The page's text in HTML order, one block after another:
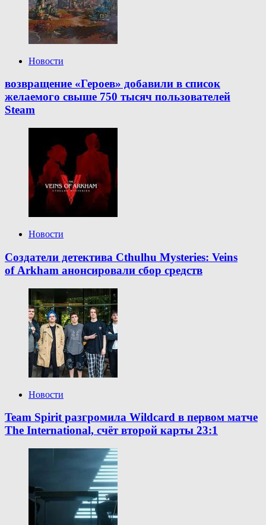
Новости
возвращение «Героев» добавили в список
желаемого свыше 750 тысяч пользователей
Steam
Новости
Создатели детектива Cthulhu Mysteries: Veins
of Arkham анонсировали сбор средств
Новости
Team Spirit разгромила Wildcard в первом матче
The International, счёт второй карты 23:1